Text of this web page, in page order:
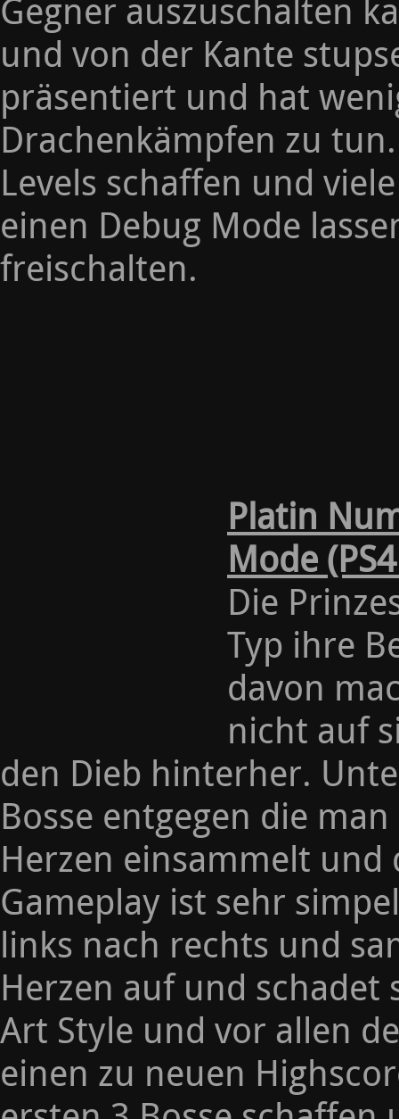
Gegner auszuschalten
und von der Kante
präsentiert und hat
Drachenkämpfen zu
Levels schaffen und
einen Debug Mode
freischalten.
Platin
Mode
Die
Typ ihre
davon
nicht auf
den Dieb hinterher.
Bosse entgegen die
Herzen einsammelt und
Gameplay ist sehr
links nach rechts und
Herzen auf und schadet
Art Style und vor allen
einen zu neuen